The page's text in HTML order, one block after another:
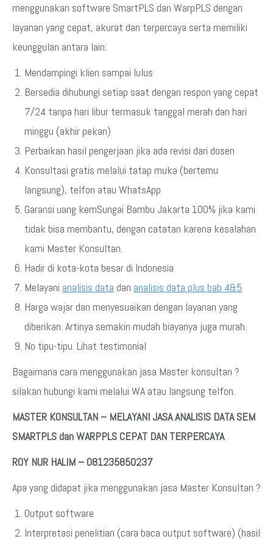
menggunakan software SmartPLS dan WarpPLS dengan
layanan yang cepat, akurat dan terpercaya serta memiliki
keunggulan antara lain:
Mendampingi klien sampai lulus
Bersedia dihubungi setiap saat dengan respon yang cepat
7/24 tanpa hari libur termasuk tanggal merah dan hari
minggu (akhir pekan)
Perbaikan hasil pengerjaan jika ada revisi dari dosen
Konsultasi gratis melalui tatap muka (bertemu
langsung), telfon atau WhatsApp
Garansi uang kemSungai Bambu Jakarta 100% jika kami
tidak bisa membantu, dengan catatan karena kesalahan
kami Master Konsultan.
Hadir di kota-kota besar di Indonesia
Melayani analisis data dan analisis data plus bab 4&5
Harga wajar dan menyesuaikan dengan layanan yang
diberikan. Artinya semakin mudah biayanya juga murah.
No tipu-tipu. Lihat testimonial
Bagaimana cara menggunakan jasa Master konsultan ?
silakan hubungi kami melalui WA atau langsung telfon.
MASTER KONSULTAN – MELAYANI JASA ANALISIS DATA SEM
SMARTPLS dan WARPPLS CEPAT DAN TERPERCAYA
ROY NUR HALIM – 081235850237
Apa yang didapat jika menggunakan jasa Master Konsultan ?
Output software
Interpretasi penelitian (cara baca output software) (hasil